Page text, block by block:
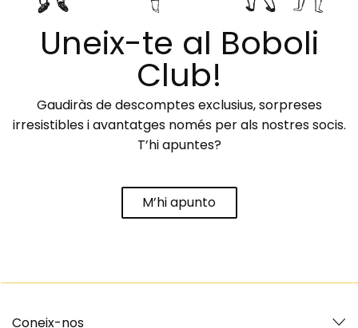
Uneix-te al Boboli
Club!
Gaudiràs de descomptes exclusius, sorpreses
irresistibles i avantatges només per als nostres socis.
T’hi apuntes?
M’hi apunto
Coneix-nos